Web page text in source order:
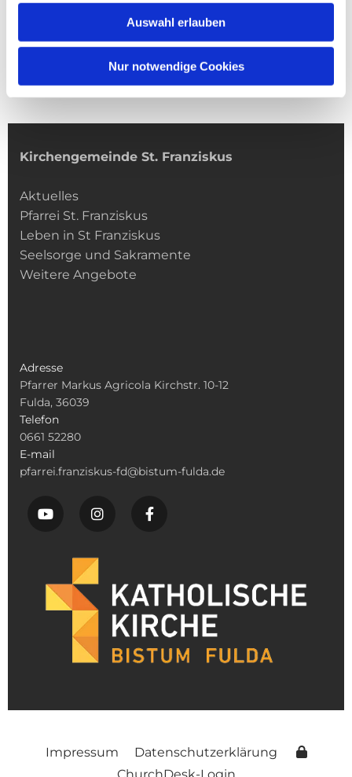
Auswahl erlauben
Nur notwendige Cookies
Kirchengemeinde­­ St. Franziskus
Aktuelles
Pfarrei St. Franziskus
Leben in St Franziskus
Seelsorge und Sakramente
Weitere Angebote
Adresse
Pfarrer Markus Agricola Kirchstr. 10-12
Fulda, 36039
Telefon
0661 52280
E-mail
pfarrei.franziskus-fd@bistum-fulda.de
Impressum
Datenschutzerklärung